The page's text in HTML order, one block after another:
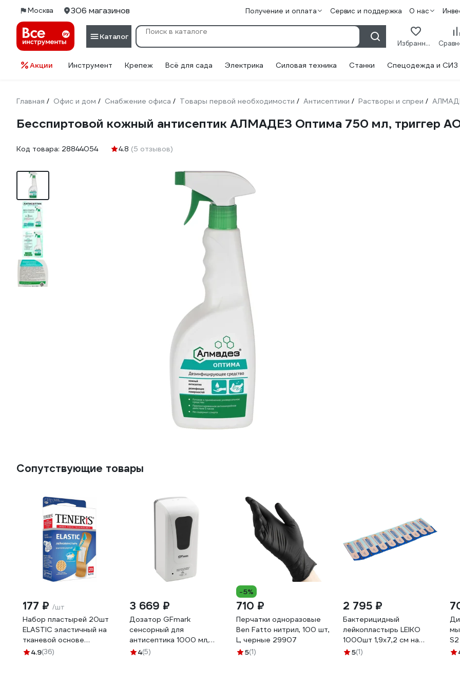
Москва 306 магазинов Получение и оплата Сервис и поддержка О нас
Каталог
Избранное
Акции Инструмент Крепеж Всё для сада Электрика Силовая техника Станки Спецодежда и СИЗ
Главная / Офис и дом / Снабжение офиса / Товары первой необходимости / Антисептики / Растворы и спреи /
Бесспиртовой кожный антисептик АЛМАДЕЗ Оптима 750 мл, триггер
Код товара: 28844054 4.8 (5 отзывов)
Сопутствующие товары
177 ₽ /шт
Набор пластырей 20шт
ELASTIC эластичный на
тканевой основе
бактерицидный с ионами
4.9(36)
3 669 ₽
Дозатор GFmark
сенсорный для
антисептика 1000 мл,
АБС пластик, цвет
4(5)
-5%
710 ₽
Перчатки одноразовые
Ben Fatto нитрил, 100 шт,
L, черные 29907
5(1)
2 795 ₽
Бактерицидный
лейкопластырь LEIKO
1000шт 1,9х7,2 см на
полимерной основе
5(1)
S2